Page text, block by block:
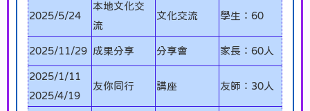
2025/5/24
本地文化交
流
文化交流 學生：60
2025/11/29 成果分享 分享會 家長：60人
2025/1/11
2025/4/19
友你同行 講座 友師：30人